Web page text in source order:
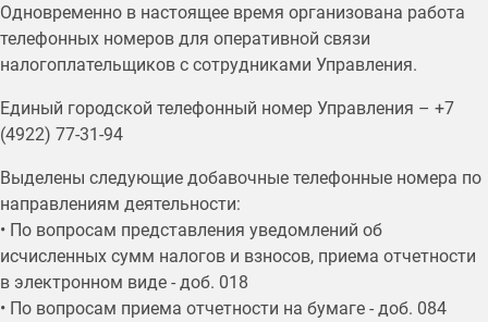
Одновременно в настоящее время организована работа
телефонных номеров для оперативной связи
налогоплательщиков с сотрудниками Управления.
Единый городской телефонный номер Управления – +7
(4922) 77-31-94
Выделены следующие добавочные телефонные номера по
направлениям деятельности:
• По вопросам представления уведомлений об
исчисленных сумм налогов и взносов, приема отчетности
в электронном виде - доб. 018
• По вопросам приема отчетности на бумаге - доб. 084